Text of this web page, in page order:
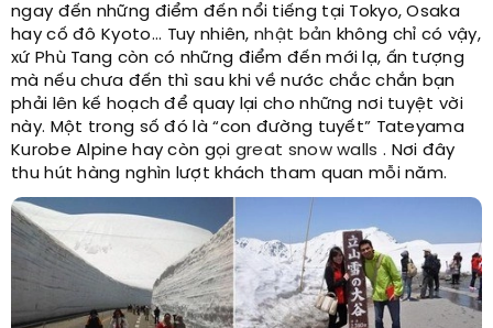
ngay đến những điểm đến nổi tiếng tại Tokyo, Osaka
hay cố đô Kyoto... Tuy nhiên,nhật bản không chỉ có vậy,
xứ Phù Tang còn có những điểm đến mới lạ, ấn tượng
mà nếu chưa đến thì sau khi về nước chắc chắn bạn
phải lên kế hoạch để quay lại cho những nơi tuyệt vời
này. Một trong số đó là “con đường tuyết” Tateyama
Kurobe Alpine hay còn gọi great snow walls . Nơi đây
thu hút hàng nghìn lượt khách tham quan mỗi năm.